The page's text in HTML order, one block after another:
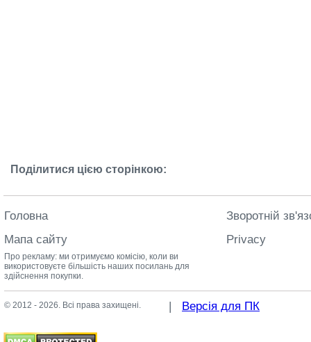
Поділитися цією сторінкою:
Головна
Мапа сайту
Зворотній
Privacy
Про рекламу: ми отримуємо комісію, коли ви
використовуєте більшість наших посилань для
здійснення покупки.
© 2012 - 2026. Всі права захищені. | Версія для ПК